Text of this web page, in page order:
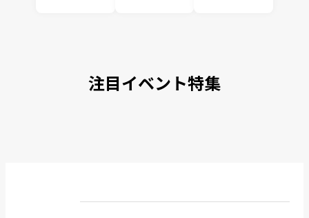
注目イベント特集